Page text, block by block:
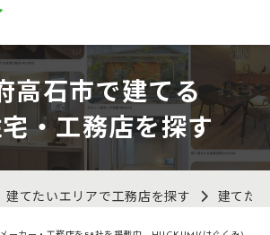
高石市で建てる
・工務店を探す
建てたいエリアで工務店を探す 建てた